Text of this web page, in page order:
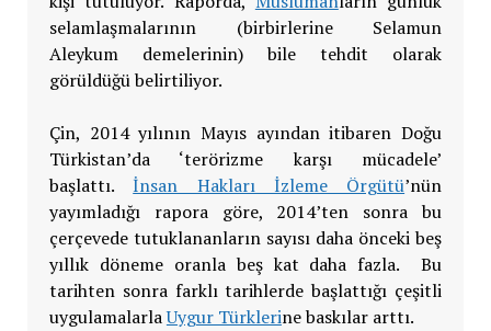
selamlaşmalarının (birbirlerine Selamun
Aleykum demelerinin) bile tehdit olarak
görüldüğü belirtiliyor.
Çin, 2014 yılının Mayıs ayından itibaren Doğu
Türkistan’da ‘terörizme karşı mücadele’
başlattı.İnsan Hakları İzleme Örgütü’nün
yayımladığı rapora göre, 2014’ten sonra bu
çerçevede tutuklananların sayısı daha önceki beş
yıllık döneme oranla beş kat daha fazla. Bu
tarihten sonra farklı tarihlerde başlattığı çeşitli
uygulamalarlaUygur Türklerine baskılar arttı.